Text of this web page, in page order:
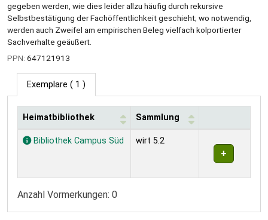
gegeben werden, wie dies leider allzu häufig durch rekursive
Selbstbestätigung der Fachöffentlichkeit geschieht; wo notwendig,
werden auch Zweifel am empirischen Beleg vielfach kolportierter
Sachverhalte geäußert.
PPN: 647121913
Exemplare ( 1 )
Exemplare
Heimatbibliothek Sammlung
Bibliothek Campus Süd wirt 5.2
Anzahl Vormerkungen: 0